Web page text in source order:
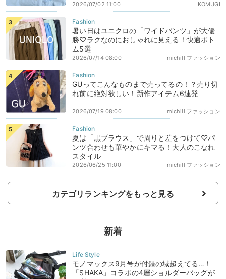
KOMUGI
2026/07/02 11:00
暑い日はユニクロの「ワイドパンツ」が大優
勝♡ラクなのにおしゃれに見える！快適ボト
ム5選
michill ファッション
2026/07/14 08:00
GUってこんなものまで売ってるの！？売り切
れ前に絶対欲しい！新作アイテム6連発
michill ファッション
2026/07/19 08:00
夏は「黒ブラウス」で周りと差をつけて♡パ
ンツ合わせも華やかにキマる！大人のこなれ
スタイル
michill ファッション
2026/06/25 11:00
カテゴリランキングをもっと見る
新着
モノマックス9月号が付録の域超えてる…！
「SHAKA」コラボの4層ショルダーバッグが